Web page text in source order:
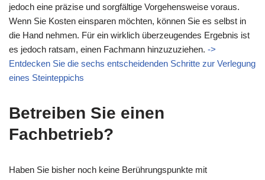
jedoch eine präzise und sorgfältige Vorgehensweise voraus.
Wenn Sie Kosten einsparen möchten, können Sie es selbst in
die Hand nehmen. Für ein wirklich überzeugendes Ergebnis ist
es jedoch ratsam, einen Fachmann hinzuzuziehen. ->
Entdecken Sie die sechs entscheidenden Schritte zur Verlegung
eines Steinteppichs
Betreiben Sie einen
Fachbetrieb?
Haben Sie bisher noch keine Berührungspunkte mit